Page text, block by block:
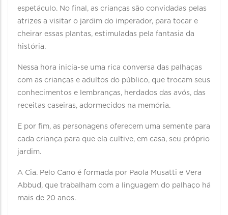
espetáculo. No final, as crianças são convidadas pelas
atrizes a visitar o jardim do imperador, para tocar e
cheirar essas plantas, estimuladas pela fantasia da
história.
Nessa hora inicia-se uma rica conversa das palhaças
com as crianças e adultos do público, que trocam seus
conhecimentos e lembranças, herdados das avós, das
receitas caseiras, adormecidos na memória.
E por fim, as personagens oferecem uma semente para
cada criança para que ela cultive, em casa, seu próprio
jardim.
A Cia. Pelo Cano é formada por Paola Musatti e Vera
Abbud, que trabalham com a linguagem do palhaço há
mais de 20 anos.